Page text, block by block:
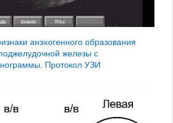
анэхогенного образования
железы с
Протокол УЗИ